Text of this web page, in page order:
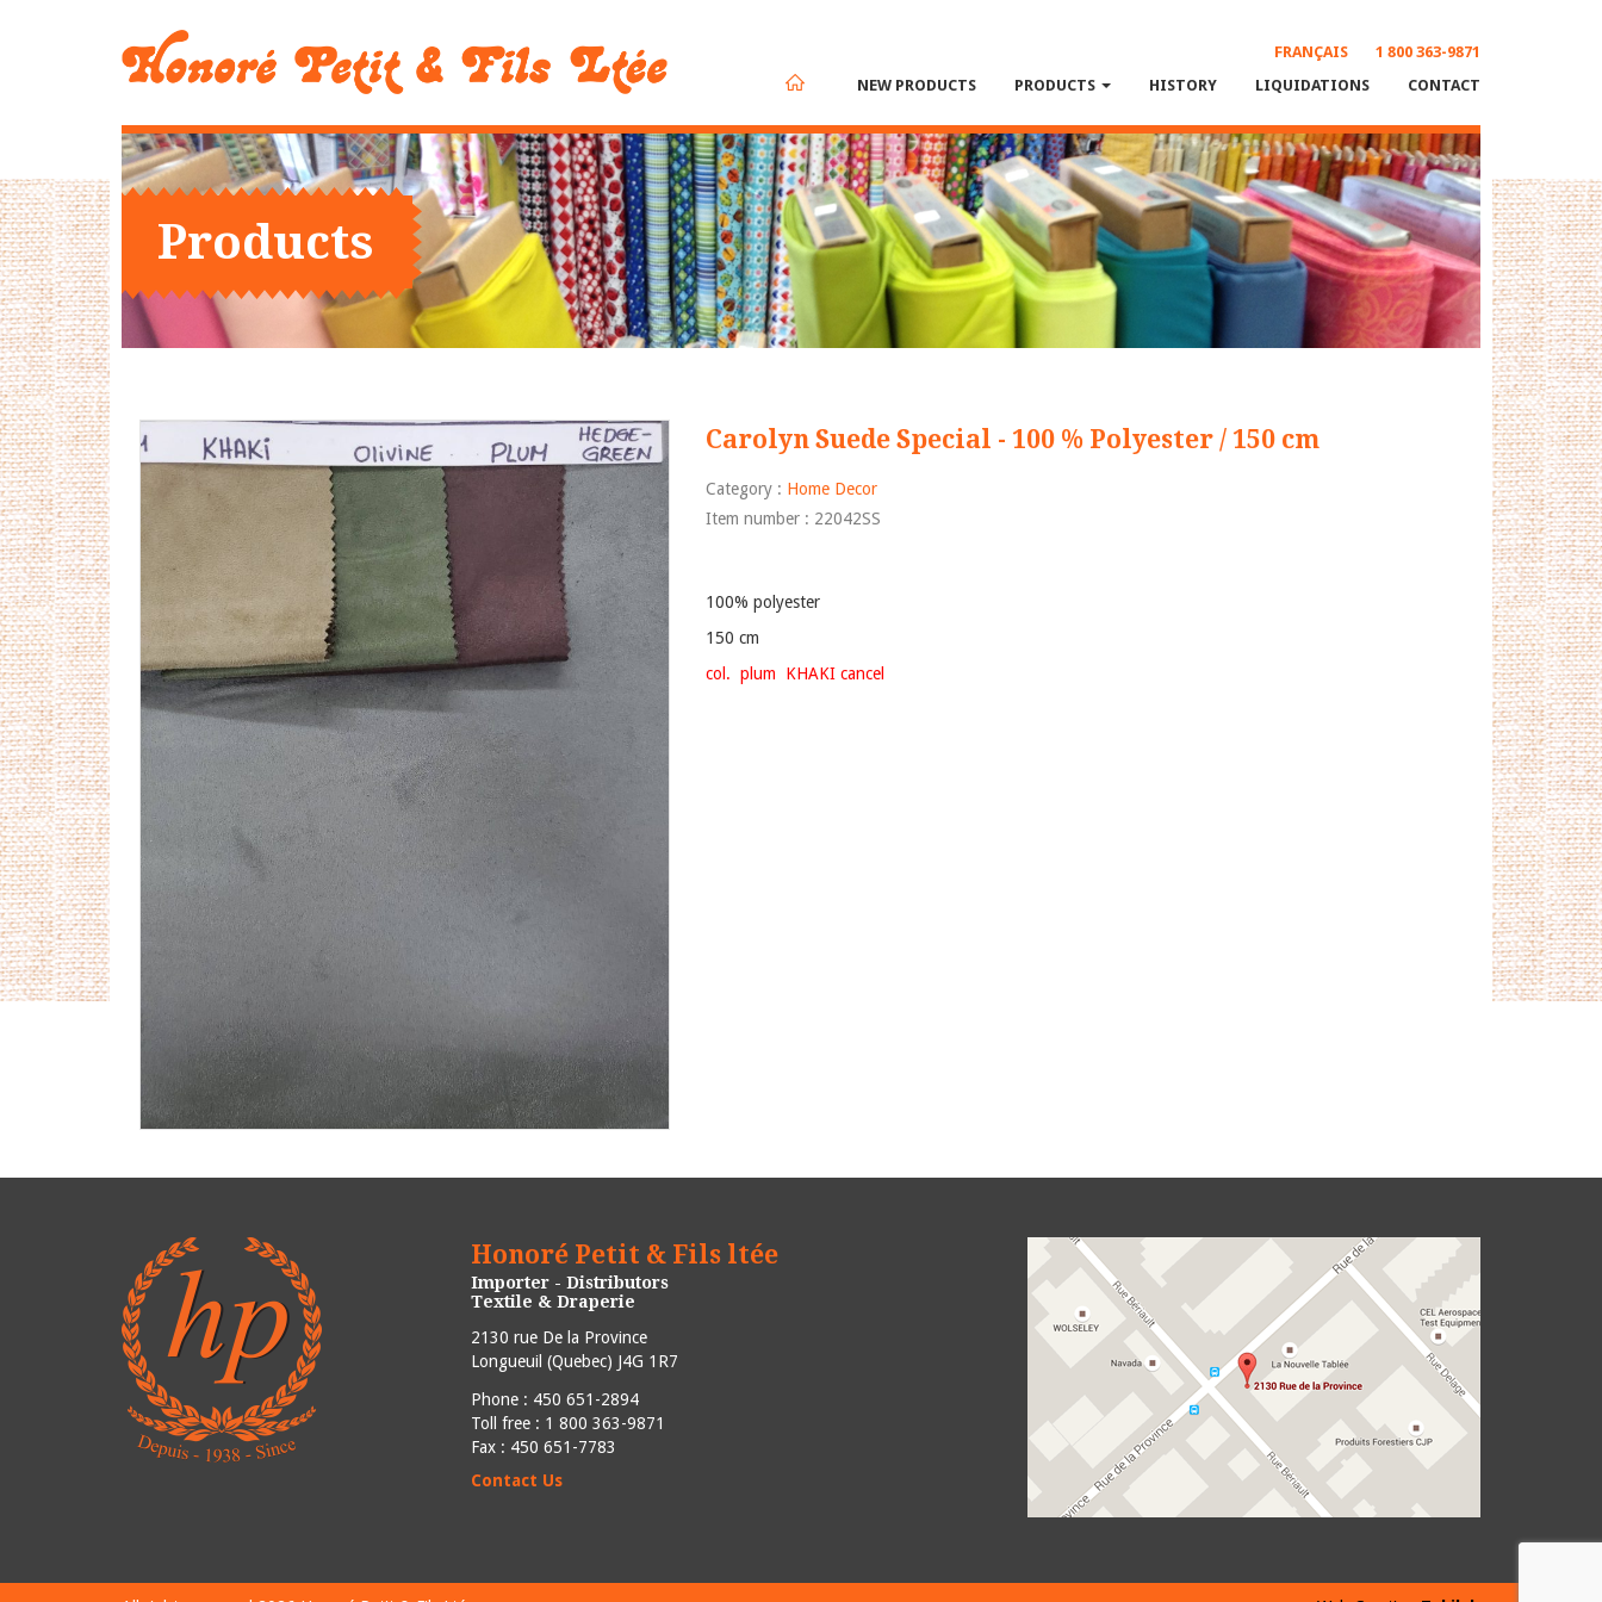
FRANÇAIS
1 800 363-9871
NEW PRODUCTS
PRODUCTS HISTORY LIQUIDATIONS CONTACT
Products
Carolyn Suede Special - 100 % Polyester / 150 cm
Category : Home Decor
Item number : 22042SS
100% polyester
150 cm
col. plum KHAKI cancel
Honoré Petit & Fils ltée
Importer - Distributors
Textile & Draperie
2130 rue De la Province
Longueuil (Quebec) J4G 1R7
Phone : 450 651-2894
Toll free : 1 800 363-9871
Fax : 450 651-7783
Contact Us